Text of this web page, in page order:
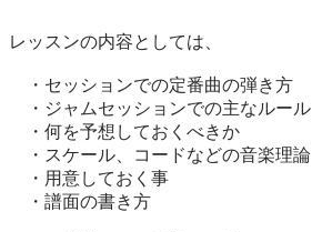
レッスンの内容としては、
・セッションでの定番曲の弾き方
・ジャムセッションでの主なルール
・何を予想しておくべきか
・スケール、コードなどの音楽理論
・用意しておく事
・譜面の書き方